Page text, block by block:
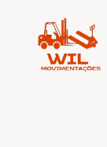
conteúdo